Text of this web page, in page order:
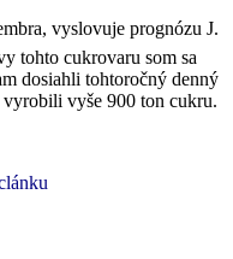
vyslovuje prognózu J.
tohto cukrovaru som sa
dosiahli tohtoročný denný
vyše 900 ton cukru.